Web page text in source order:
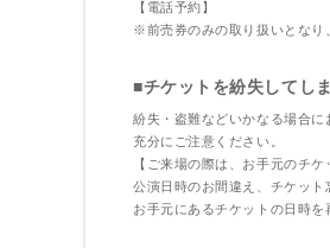
【電話予約】
※前売券のみの取り扱いとなり
■チケットを紛失してし
紛失・盗難などいかなる場合
充分にご注意ください。
【ご来場の際は、お手元のチ
公演日時のお間違え、チケッ
お手元にあるチケットの日時